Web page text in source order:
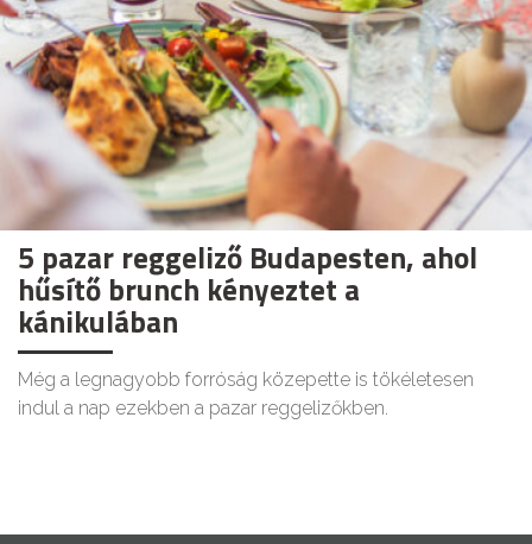
5 pazar reggeliző Budapesten, ahol
hűsítő brunch kényeztet a
kánikulában
Még a legnagyobb forróság közepette is tökéletesen
indul a nap ezekben a pazar reggelizőkben.